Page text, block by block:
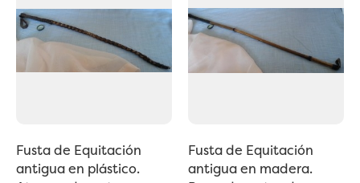
Fusta de Equitación
antigua en plástico.
Fusta de Equitación
antigua en madera.